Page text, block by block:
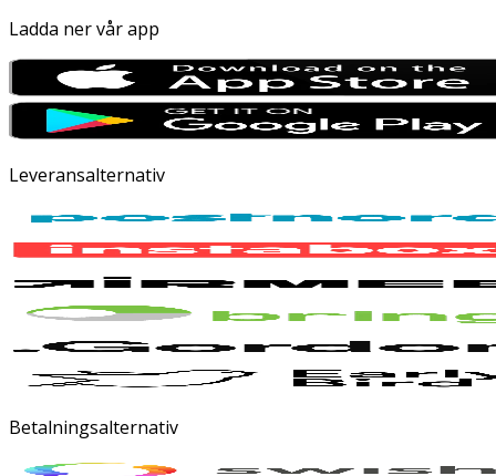
Ladda ner vår app
Leveransalternativ
Betalningsalternativ